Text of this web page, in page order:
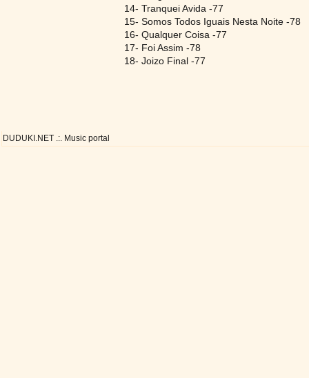
14- Tranquei Avida -77
15- Somos Todos Iguais Nesta Noite -78
16- Qualquer Coisa -77
17- Foi Assim -78
18- Joizo Final -77
DUDUKI.NET .:. Music portal